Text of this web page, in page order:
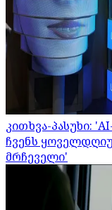
კითხვა-პასუხი:
ჩვენს
მრჩეველი'